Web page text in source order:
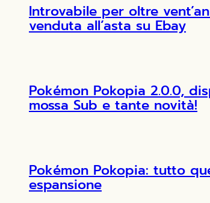
Introvabile per oltre
venduta all’asta su Ebay
Pokémon Pokopia 2.0.0,
mossa Sub e tante novità!
Pokémon Pokopia: tutto
espansione